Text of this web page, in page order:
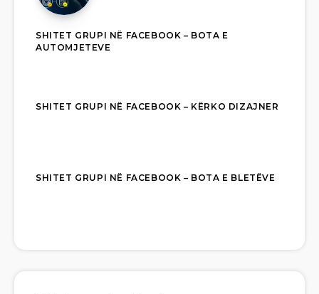
SHITET GRUPI NË FACEBOOK – BOTA E
AUTOMJETEVE
SHITET GRUPI NË FACEBOOK – KËRKO DIZAJNER
SHITET GRUPI NË FACEBOOK – BOTA E BLETËVE